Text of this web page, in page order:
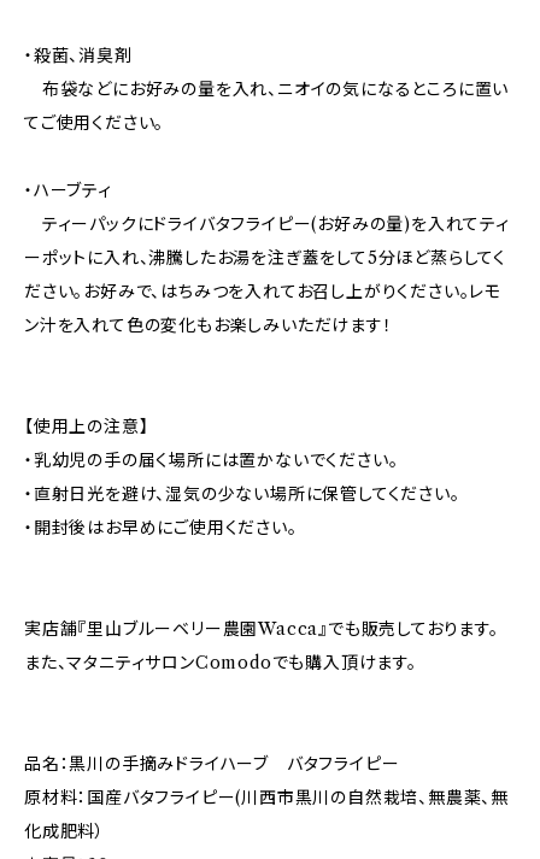
・殺菌、消臭剤
布袋などにお好みの量を入れ、ニオイの気になるところに置い
てご使用ください。
・ハーブティ
ティーパックにドライバタフライピー(お好みの量)を入れてティ
ーポットに入れ、沸騰したお湯を注ぎ蓋をして5分ほど蒸らしてく
ださい。お好みで、はちみつを入れてお召し上がりください。レモ
ン汁を入れて色の変化もお楽しみいただけます！
【使用上の注意】
・乳幼児の手の届く場所には置かないでください。
・直射日光を避け、湿気の少ない場所に保管してください。
・開封後はお早めにご使用ください。
実店舗『里山ブルーベリー農園Wacca』でも販売しております。
また、マタニティサロンComodoでも購入頂けます。
品名：黒川の手摘みドライハーブ バタフライピー
原材料：国産バタフライピー(川西市黒川の自然栽培、無農薬、無
化成肥料）